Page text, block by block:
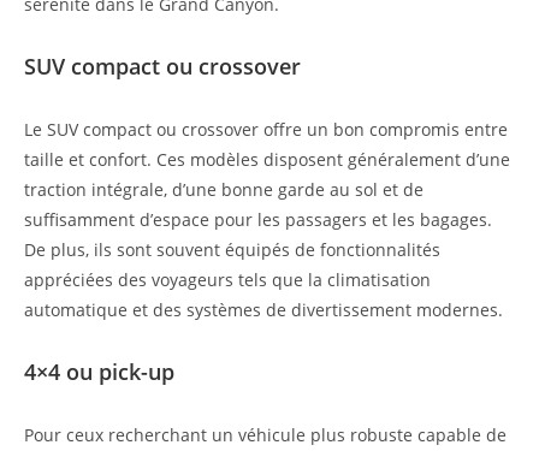
SUV compact ou crossover
Le SUV compact ou crossover offre un bon compromis entre
taille et confort. Ces modèles disposent généralement d’une
traction intégrale, d’une bonne garde au sol et de
suffisamment d’espace pour les passagers et les bagages.
De plus, ils sont souvent équipés de fonctionnalités
appréciées des voyageurs tels que la climatisation
automatique et des systèmes de divertissement modernes.
4×4 ou pick-up
Pour ceux recherchant un véhicule plus robuste capable de